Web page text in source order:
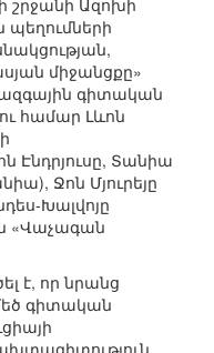
շրջանի Ազոխի
միջանցքը»
գիտական
համար Լևոն
Էնդրյուսը, Տանիա
Ջոն Մյուրեյը
Խալվոյը
«Վաչագան
է, որ նրանց
գիտական